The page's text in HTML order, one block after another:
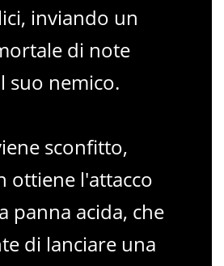
inviando un
di note
suo nemico.
sconfitto,
ottiene l'attacco
panna acida, che
di lanciare una